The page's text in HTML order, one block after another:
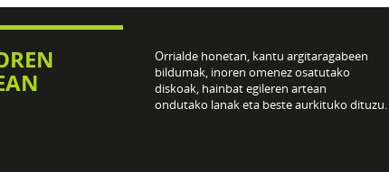
Orrialde honetan, kantu argitaragabeen
bildumak, inoren omenez osatutako
diskoak, hainbat egileren artean
ondutako lanak eta beste aurkituko dituzu.